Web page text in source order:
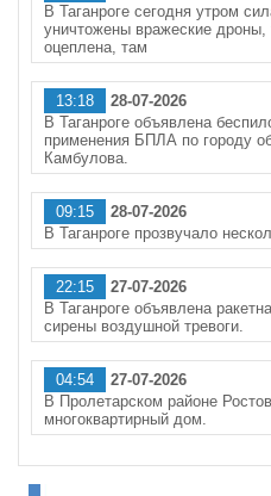
В Таганроге сегодня утром
уничтожены вражеские дроны,
оцеплена, там
13:18
28-07-2026
В Таганроге объявлена
применения БПЛА по городу
Камбулова.
09:15
28-07-2026
В Таганроге прозвучало
22:15
27-07-2026
В Таганроге объявлена
сирены воздушной тревоги.
04:54
27-07-2026
В Пролетарском районе
многоквартирный дом.